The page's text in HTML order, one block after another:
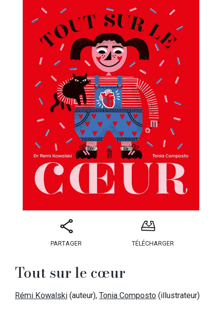
PARTAGER TÉLÉCHARGER
Tout sur le cœur
Rémi Kowalski (auteur), Tonia Composto (illustrateur)